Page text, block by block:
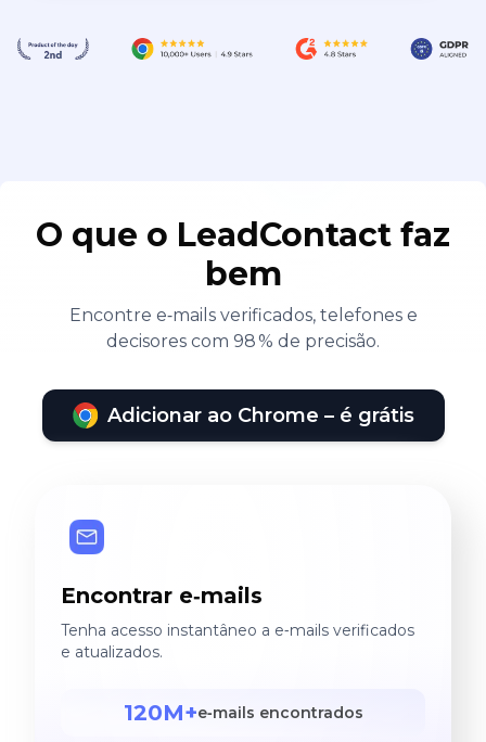
O que o LeadContact faz
bem
Encontre e‑mails verificados, telefones e
decisores com 98 % de precisão.
Adicionar ao Chrome – é grátis
Encontrar e‑mails
Tenha acesso instantâneo a e‑mails verificados
e atualizados.
120M+e‑mails encontrados